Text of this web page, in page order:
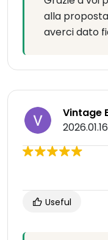
alla
averci dato
Vintage
2026.01.16
Useful